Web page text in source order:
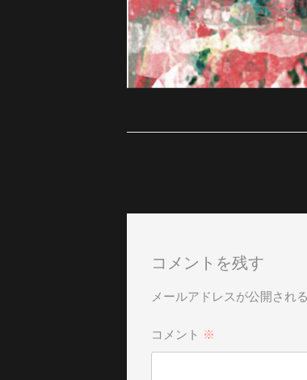
コメントを残す
メールアドレスが公開され
コメント ※